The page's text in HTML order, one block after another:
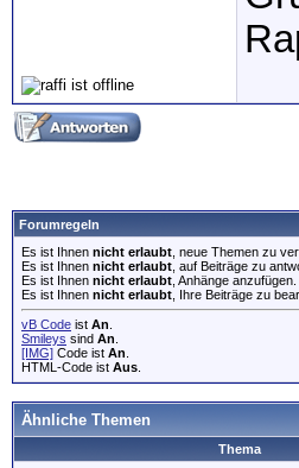
Forumregeln
Es ist Ihnen nicht erlaubt , neue Themen zu
Es ist Ihnen nicht erlaubt , auf Beiträge zu
Es ist Ihnen nicht erlaubt , Anhänge anzufügen.
Es ist Ihnen nicht erlaubt , Ihre Beiträge zu
vB Code ist An
Smileys sind An
[IMG] Code ist An
HTML-Code ist Aus
Ähnliche Themen
Thema